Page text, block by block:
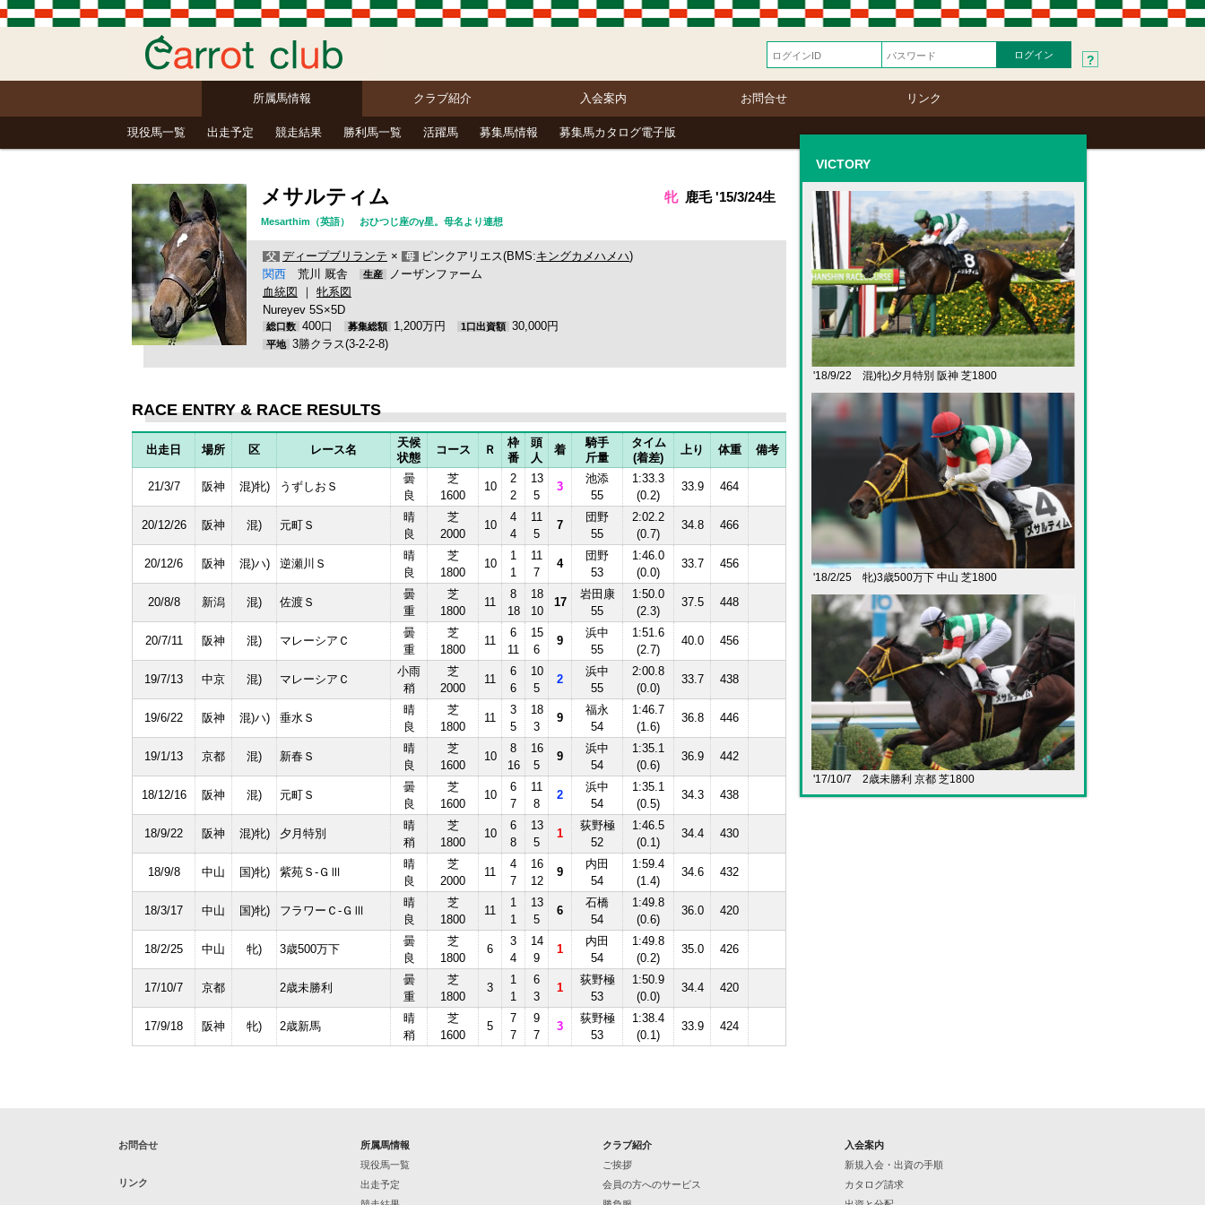
?
所属馬情報 クラブ紹介 入会案内 お問合せ リンク
現役馬一覧 出走予定 競走結果 勝利馬一覧 活躍馬 募集馬情報 募集馬カタログ電子版
メサルティム 牝鹿毛 '15/3/24生
Mesarthim（英語） おひつじ座のγ星。母名より連想
父 ディープブリランテ × 母 ピンクアリエス(BMS:キングカメハメハ)
関西 荒川 厩舎 生産
ノーザンファーム
血統図
｜ 牝系図
Nureyev 5S×5D
総口数 400口 募集総額 1,200万円 1口出資額 30,000円
平地 3勝クラス(3-2-2-8)
RACE ENTRY & RACE RESULTS
出走日 場所 区 レース名
天候
状態
コース Ｒ
枠
番
頭
人
着
騎手
斤量
タイム
(着差)
上り 体重 備考
21/3/7 阪神 混)牝) うずしおＳ
曇
良
芝
1600
10
2
2
13
5
3
池添
55
1:33.3
(0.2)
33.9 464
20/12/26 阪神 混) 元町Ｓ
晴
良
芝
2000
10
4
4
11
5
7
団野
55
2:02.2
(0.7)
34.8 466
20/12/6 阪神 混)ハ) 逆瀬川Ｓ
晴
良
芝
1800
10
1
1
11
7
4
団野
53
1:46.0
(0.0)
33.7 456
20/8/8 新潟 混) 佐渡Ｓ
曇
重
芝
1800
11
8
18
18
10
17
岩田康
55
1:50.0
(2.3)
37.5 448
20/7/11 阪神 混) マレーシアＣ
曇
重
芝
1800
11
6
11
15
6
9
浜中
55
1:51.6
(2.7)
40.0 456
19/7/13 中京 混) マレーシアＣ
小雨
稍
芝
2000
11
6
6
10
5
2
浜中
55
2:00.8
(0.0)
33.7 438
19/6/22 阪神 混)ハ) 垂水Ｓ
晴
良
芝
1800
11
3
5
18
3
9
福永
54
1:46.7
(1.6)
36.8 446
19/1/13 京都 混) 新春Ｓ
晴
良
芝
1600
10
8
16
16
5
9
浜中
54
1:35.1
(0.6)
36.9 442
18/12/16 阪神 混) 元町Ｓ
曇
良
芝
1600
10
6
7
11
8
2
浜中
54
1:35.1
(0.5)
34.3 438
18/9/22 阪神 混)牝) 夕月特別
晴
稍
芝
1800
10
6
8
13
5
1
荻野極
52
1:46.5
(0.1)
34.4 430
18/9/8 中山 国)牝) 紫苑Ｓ-ＧⅢ
晴
良
芝
2000
11
4
7
16
12
9
内田
54
1:59.4
(1.4)
34.6 432
18/3/17 中山 国)牝) フラワーＣ-ＧⅢ
晴
良
芝
1800
11
1
1
13
5
6
石橋
54
1:49.8
(0.6)
36.0 420
18/2/25 中山 牝) 3歳500万下
曇
良
芝
1800
6
3
4
14
9
1
内田
54
1:49.8
(0.2)
35.0 426
17/10/7 京都 2歳未勝利
曇
重
芝
1800
3
1
1
6
3
1
荻野極
53
1:50.9
(0.0)
34.4 420
17/9/18 阪神 牝) 2歳新馬
晴
稍
芝
1600
5
7
7
9
7
3
荻野極
53
1:38.4
(0.1)
33.9 424
VICTORY
'18/9/22 混)牝)夕月特別 阪神 芝1800
'18/2/25 牝)3歳500万下 中山 芝1800
'17/10/7 2歳未勝利 京都 芝1800
お問合せ
リンク
所属馬情報
現役馬一覧
出走予定
クラブ紹介
ご挨拶
会員の方へのサービス
入会案内
新規入会・出資の手順
カタログ請求